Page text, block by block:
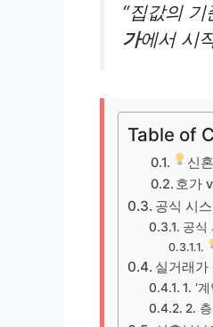
“집값의
가에서 시
Table of
신
호가
공식 시
공식
실거래가
1. ‘
2.